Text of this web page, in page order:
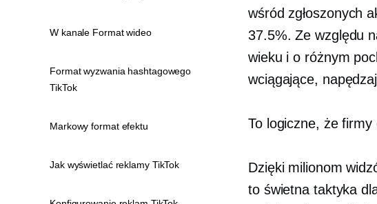
wśród zgłoszonych
37.5%. Ze względu
wieku i o różnym
wciągające,
To logiczne, że
Dzięki milionom
to świetna taktyka
W kanale Format wideo
Format wyzwania hashtagowego
TikTok
Markowy format efektu
Jak wyświetlać reklamy TikTok